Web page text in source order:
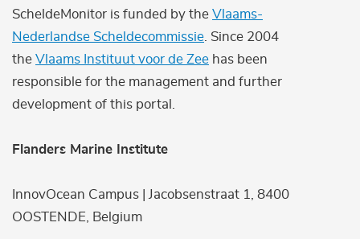
ScheldeMonitor is funded by the Vlaams-
Nederlandse Scheldecommissie . Since 2004
the Vlaams Instituut voor de Zee has been
responsible for the management and further
development of this portal.
Flanders Marine Institute
InnovOcean Campus | Jacobsenstraat 1, 8400
OOSTENDE, Belgium